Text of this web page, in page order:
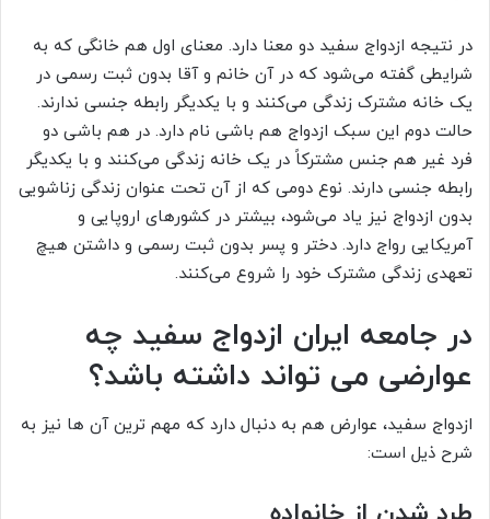
در نتیجه ازدواج سفید دو معنا دارد. معنای اول هم خانگی که به
شرایطی گفته می‌شود که در آن خانم و آقا بدون ثبت رسمی در
یک خانه مشترک زندگی می‌کنند و با یکدیگر رابطه جنسی ندارند.
حالت دوم این سبک ازدواج هم باشی نام دارد. در هم باشی دو
فرد غیر هم جنس مشترکاً در یک خانه زندگی می‌کنند و با یکدیگر
رابطه جنسی دارند. نوع دومی که از آن تحت عنوان زندگی زناشویی
بدون ازدواج نیز یاد می‌شود، بیشتر در کشورهای اروپایی و
آمریکایی رواج دارد. دختر و پسر بدون ثبت رسمی و داشتن هیچ
تعهدی زندگی مشترک خود را شروع می‌کنند.
در جامعه ایران ازدواج سفید چه
عوارضی می تواند داشته باشد؟
ازدواج سفید، عوارض هم به دنبال دارد که مهم ترین آن ها نیز به
شرح ذیل است: